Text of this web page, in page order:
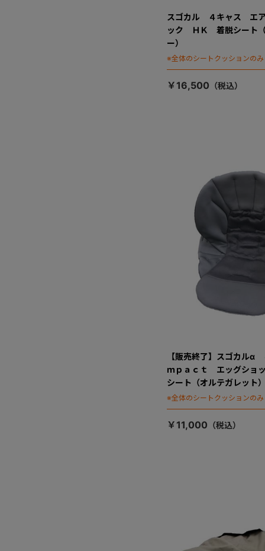
スゴカル ４キャス エ
ック ＨＫ 着脱シート（
ー）
※全体のシートクッションの
￥16,500
【販売終了】スゴカル
ｍｐａｃｔ エッグシ
シート（オルテガレット
※全体のシートクッションの
￥11,000